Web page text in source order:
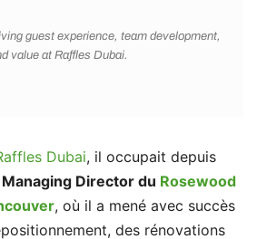
guest experience, team development,
value at Raffles Dubai.
Dubai, il occupait depuis
Managing Director du Rosewood
, où il a mené avec succès
des rénovations